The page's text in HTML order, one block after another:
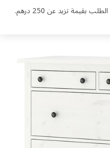
توصيل مجاني للإكسسوارات عند الطلب بقيمة تزيد عن 250 درهم.